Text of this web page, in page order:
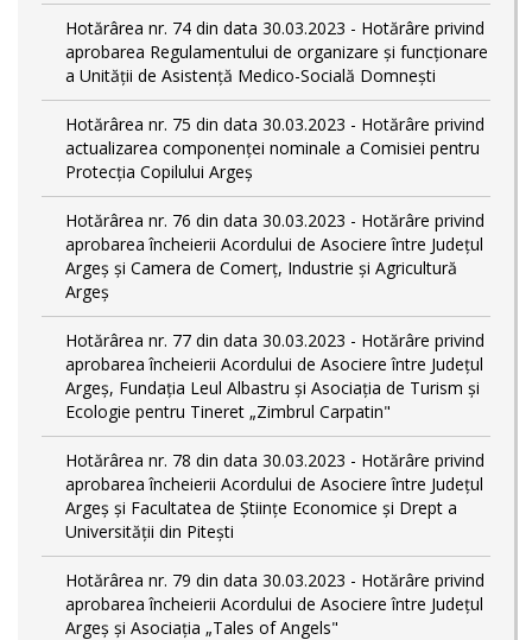
Hotărârea nr. 74 din data 30.03.2023 - Hotărâre privind
aprobarea Regulamentului de organizare și funcționare
a Unității de Asistență Medico-Socială Domnești
Hotărârea nr. 75 din data 30.03.2023 - Hotărâre privind
actualizarea componenței nominale a Comisiei pentru
Protecția Copilului Argeș
Hotărârea nr. 76 din data 30.03.2023 - Hotărâre privind
aprobarea încheierii Acordului de Asociere între Județul
Argeș și Camera de Comerț, Industrie și Agricultură
Argeș
Hotărârea nr. 77 din data 30.03.2023 - Hotărâre privind
aprobarea încheierii Acordului de Asociere între Județul
Argeș, Fundația Leul Albastru și Asociația de Turism și
Ecologie pentru Tineret „Zimbrul Carpatin"
Hotărârea nr. 78 din data 30.03.2023 - Hotărâre privind
aprobarea încheierii Acordului de Asociere între Județul
Argeș și Facultatea de Științe Economice și Drept a
Universității din Pitești
Hotărârea nr. 79 din data 30.03.2023 - Hotărâre privind
aprobarea încheierii Acordului de Asociere între Județul
Argeș și Asociația „Tales of Angels"